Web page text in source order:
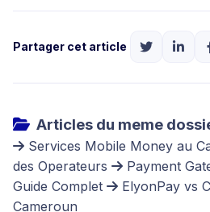
Partager cet article
Articles du meme
Services Mobile Money au
des Operateurs
Payment
Guide Complet
ElyonPay vs
Cameroun